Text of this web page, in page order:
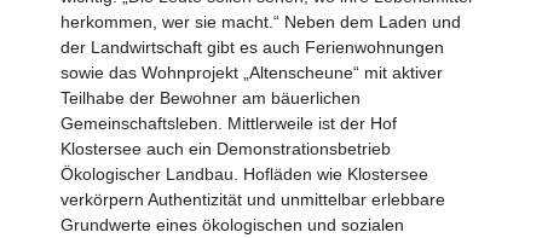
herkommen, wer sie macht.“ Neben dem Laden und
der Landwirtschaft gibt es auch Ferienwohnungen
sowie das Wohnprojekt „Altenscheune“ mit aktiver
Teilhabe der Bewohner am bäuerlichen
Gemeinschaftsleben. Mittlerweile ist der Hof
Klostersee auch ein Demonstrations­betrieb
Ökologischer Landbau. Hofläden wie Klostersee
verkörpern Authentizität und unmittelbar erlebbare
Grundwerte eines ökologischen und sozialen